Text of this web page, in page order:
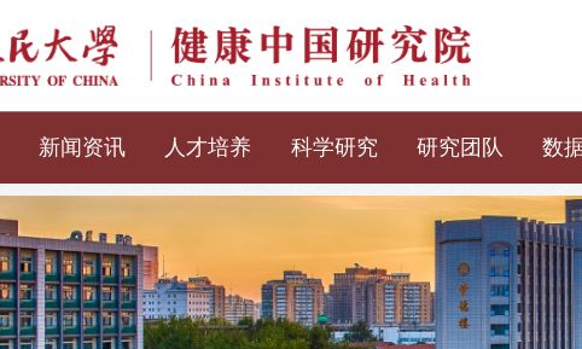
新闻资讯 人才培养 科学研究 研究团队 数